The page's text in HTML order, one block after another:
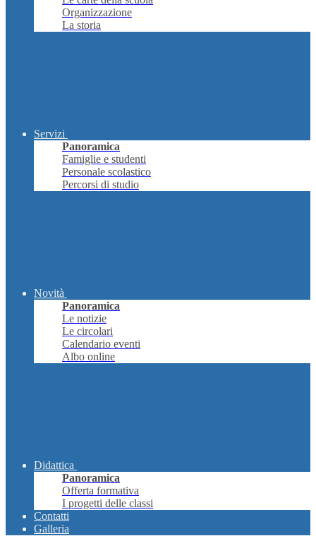
Organizzazione
La storia
Servizi
Panoramica
Famiglie e studenti
Personale scolastico
Percorsi di studio
Novità
Panoramica
Le notizie
Le circolari
Calendario eventi
Albo online
Didattica
Panoramica
Offerta formativa
I progetti delle classi
Contatti
Galleria